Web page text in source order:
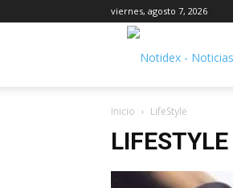
viernes, agosto 7, 2026
Inicio LifeStyle
LIFESTYLE